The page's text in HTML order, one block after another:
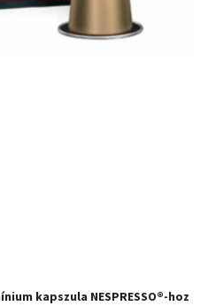
kapszula NESPRESSO®-hoz